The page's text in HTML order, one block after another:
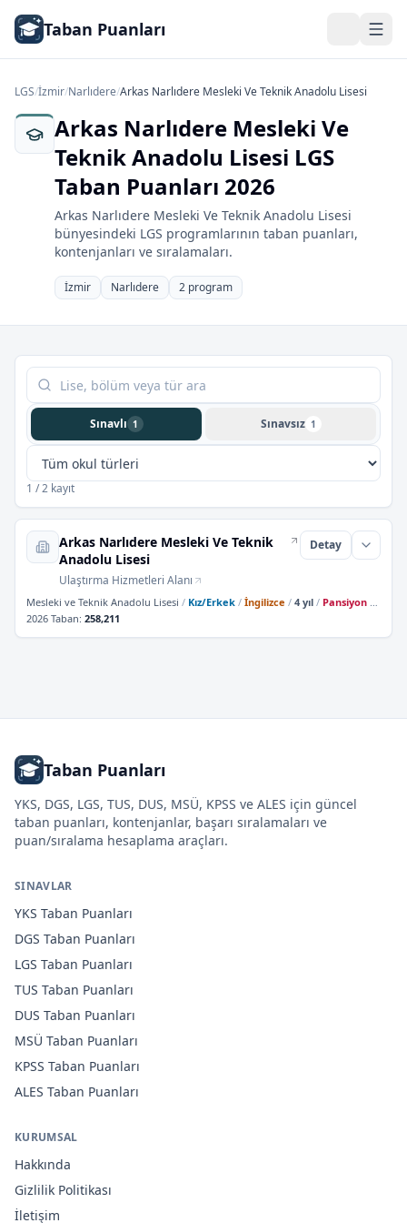
Taban Puanları
LGS/İzmir/Narlıdere/Arkas Narlıdere Mesleki Ve Teknik Anadolu Lisesi
Arkas Narlıdere Mesleki Ve
Teknik Anadolu Lisesi LGS
Taban Puanları 2026
Arkas Narlıdere Mesleki Ve Teknik Anadolu Lisesi
bünyesindeki LGS programlarının taban puanları,
kontenjanları ve sıralamaları.
İzmir Narlıdere 2 program
Tabloda ara
Sınavlı 1 Sınavsız 1
1 / 2 kayıt
Arkas Narlıdere Mesleki Ve Teknik
Anadolu Lisesi
Ulaştırma Hizmetleri Alanı
Detay
Mesleki ve Teknik Anadolu Lisesi / Kız/Erkek / İngilizce / 4 yıl / Pansiyon Yok
2026 Taban: 258,211
Taban Puanları
YKS, DGS, LGS, TUS, DUS, MSÜ, KPSS ve ALES için güncel
taban puanları, kontenjanlar, başarı sıralamaları ve
puan/sıralama hesaplama araçları.
SINAVLAR
YKS Taban Puanları
DGS Taban Puanları
LGS Taban Puanları
TUS Taban Puanları
DUS Taban Puanları
MSÜ Taban Puanları
KPSS Taban Puanları
ALES Taban Puanları
KURUMSAL
Hakkında
Gizlilik Politikası
İletişim